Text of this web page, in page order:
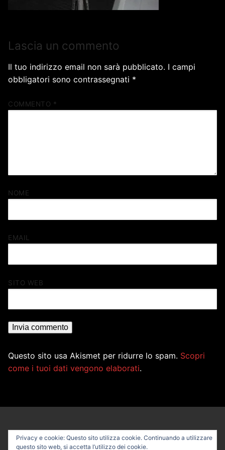
Lascia un commento
Il tuo indirizzo email non sarà pubblicato. I campi
obbligatori sono contrassegnati *
COMMENTO *
NOME
EMAIL
SITO WEB
Questo sito usa Akismet per ridurre lo spam. Scopri
come i tuoi dati vengono elaborati.
Privacy e cookie: Questo sito utilizza cookie. Continuando a utilizzare
questo sito web, si accetta l’utilizzo dei cookie.